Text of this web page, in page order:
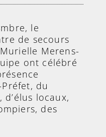
le
de secours
Merens-
ont célébré
du
locaux,
des